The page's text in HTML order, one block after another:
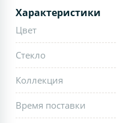
Характеристики
Цвет
Стекло
Коллекция
Время поставки